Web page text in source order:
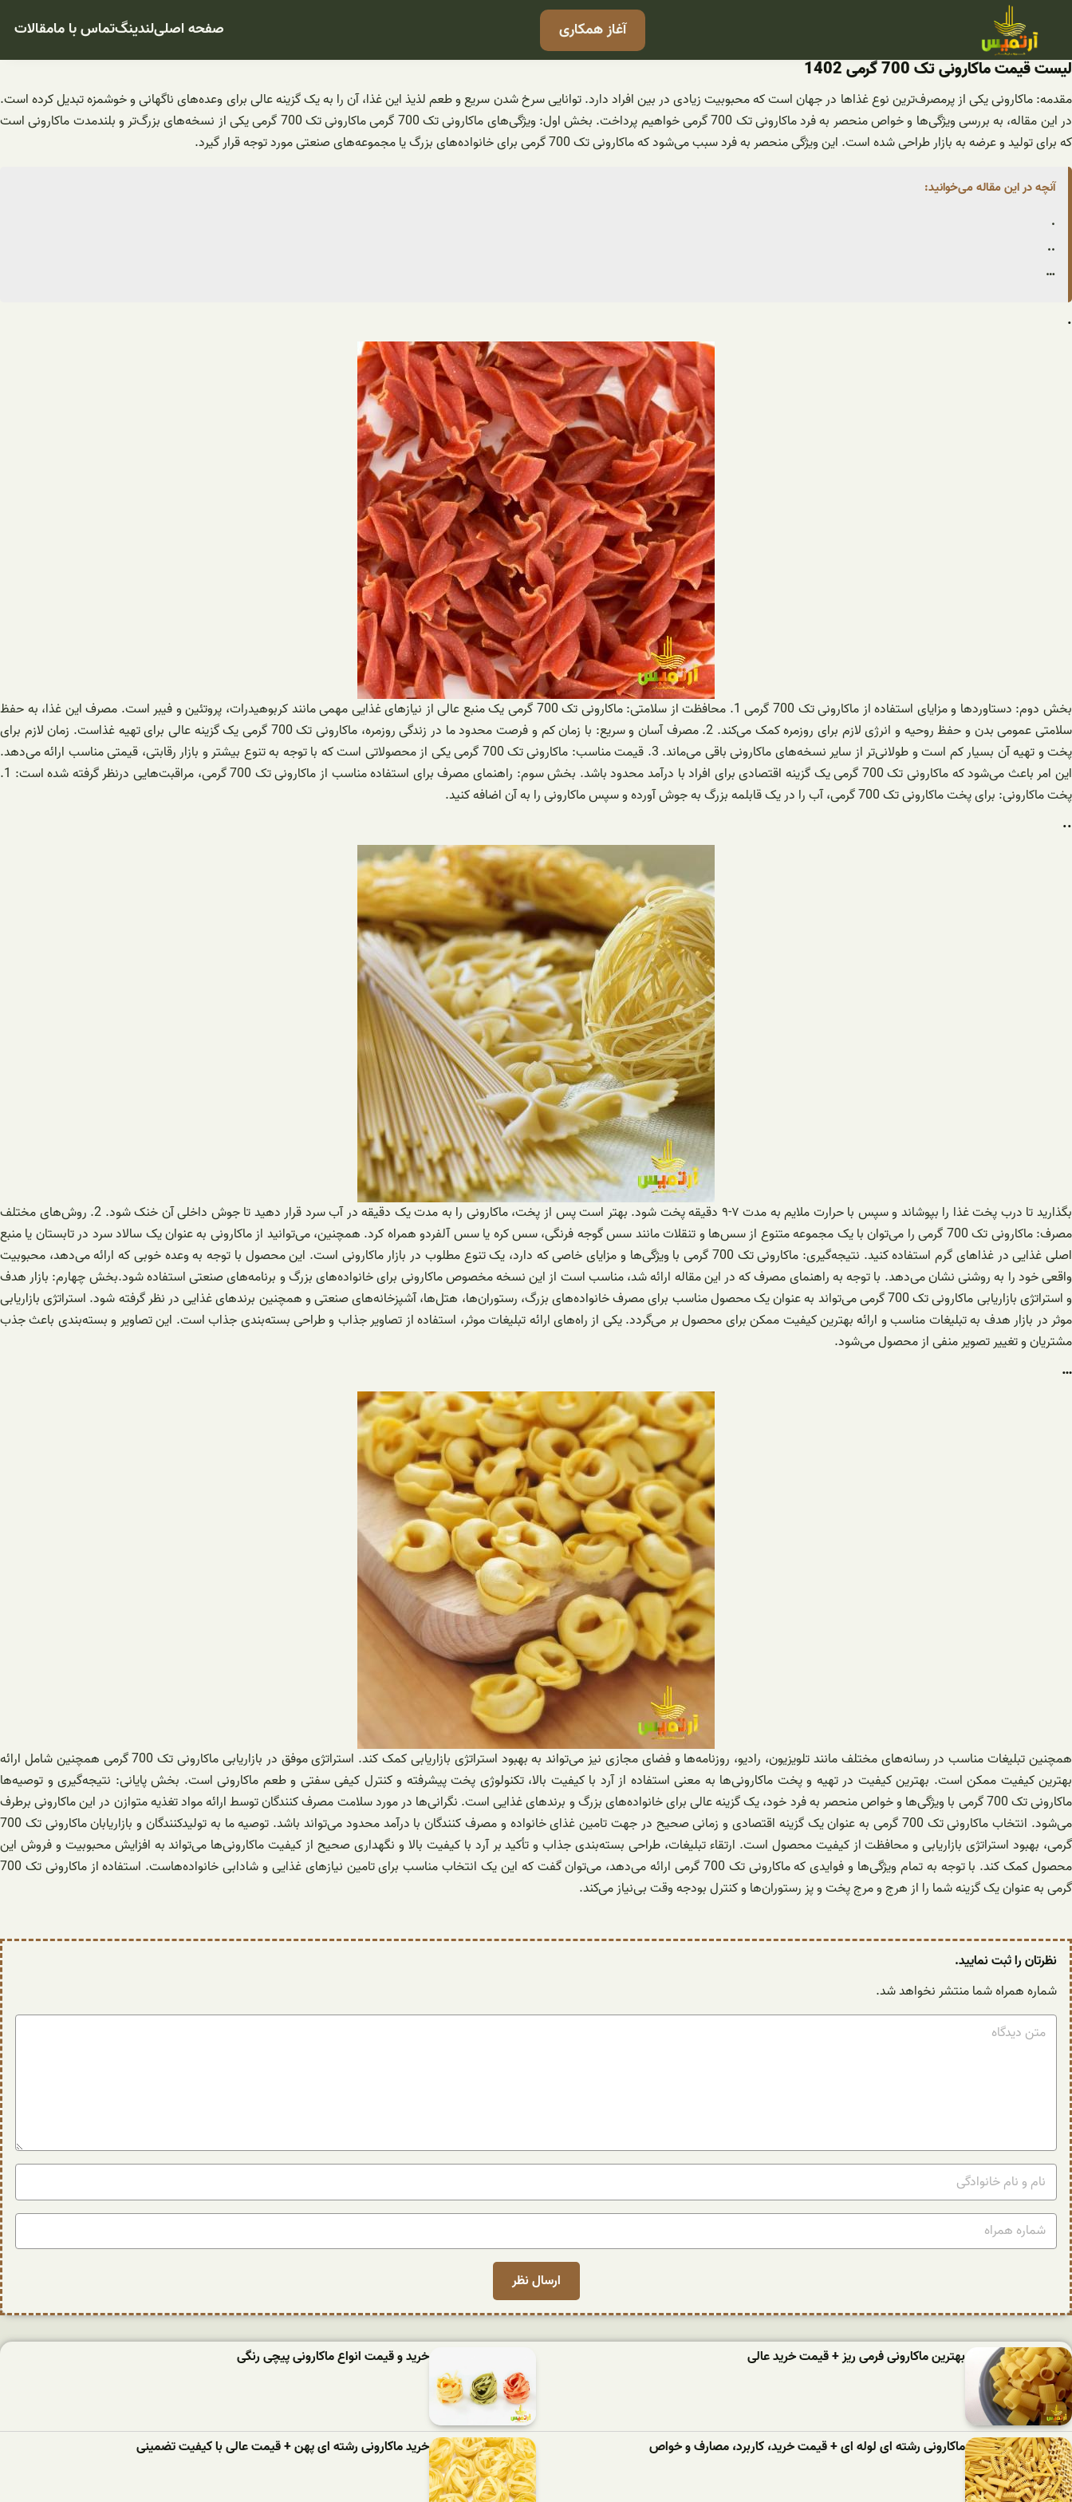
آغاز همکاری صفحه اصلیلندینگتماس با مامقالات
لیست قیمت ماکارونی تک 700 گرمی 1402
مقدمه: ماکارونی یکی از پرمصرف‌ترین نوع غذاها در جهان است که محبوبیت زیادی در بین افراد دارد. توانایی سرخ شدن سریع و طعم لذیذ این غذا، آن را به یک گزینه عالی برای وعده‌های ناگهانی و خوشمزه تبدیل کرده است.
در این مقاله، به بررسی ویژگی‌ها و خواص منحصر به فرد ماکارونی تک 700 گرمی خواهیم پرداخت. بخش اول: ویژگی‌های ماکارونی تک 700 گرمی ماکارونی تک 700 گرمی یکی از نسخه‌های بزرگ‌تر و بلندمدت ماکارونی است
که برای تولید و عرضه به بازار طراحی شده است. این ویژگی منحصر به فرد سبب می‌شود که ماکارونی تک 700 گرمی برای خانواده‌های بزرگ یا مجموعه‌های صنعتی مورد توجه قرار گیرد.
آنچه در این مقاله می‌خوانید:
.
..
…
.
بخش دوم: دستاوردها و مزایای استفاده از ماکارونی تک 700 گرمی 1. محافظت از سلامتی: ماکارونی تک 700 گرمی یک منبع عالی از نیازهای غذایی مهمی مانند کربوهیدرات، پروتئین و فیبر است. مصرف این غذا، به حفظ
سلامتی عمومی بدن و حفظ روحیه و انرژی لازم برای روزمره کمک می‌کند. 2. مصرف آسان و سریع: با زمان کم و فرصت محدود ما در زندگی روزمره، ماکارونی تک 700 گرمی یک گزینه عالی برای تهیه غذاست. زمان لازم برای
پخت و تهیه آن بسیار کم است و طولانی‌تر از سایر نسخه‌های ماکارونی باقی می‌ماند. 3. قیمت مناسب: ماکارونی تک 700 گرمی یکی از محصولاتی است که با توجه به تنوع بیشتر و بازار رقابتی، قیمتی مناسب ارائه می‌دهد.
این امر باعث می‌شود که ماکارونی تک 700 گرمی یک گزینه اقتصادی برای افراد با درآمد محدود باشد. بخش سوم: راهنمای مصرف برای استفاده مناسب از ماکارونی تک 700 گرمی، مراقبت‌هایی درنظر گرفته شده است: 1.
پخت ماکارونی: برای پخت ماکارونی تک 700 گرمی، آب را در یک قابلمه بزرگ به جوش آورده و سپس ماکارونی را به آن اضافه کنید.
..
بگذارید تا درب پخت غذا را بپوشاند و سپس با حرارت ملایم به مدت ۷-۹ دقیقه پخت شود. بهتر است پس از پخت، ماکارونی را به مدت یک دقیقه در آب سرد قرار دهید تا جوش داخلی آن خنک شود. 2. روش‌های مختلف
مصرف: ماکارونی تک 700 گرمی را می‌توان با یک مجموعه متنوع از سس‌ها و تنقلات مانند سس گوجه فرنگی، سس کره یا سس آلفردو همراه کرد. همچنین، می‌توانید از ماکارونی به عنوان یک سالاد سرد در تابستان یا منبع
اصلی غذایی در غذاهای گرم استفاده کنید. نتیجه‌گیری: ماکارونی تک 700 گرمی با ویژگی‌ها و مزایای خاصی که دارد، یک تنوع مطلوب در بازار ماکارونی است. این محصول با توجه به وعده خوبی که ارائه می‌دهد، محبوبیت
واقعی خود را به روشنی نشان می‌دهد. با توجه به راهنمای مصرف که در این مقاله ارائه شد، مناسب است از این نسخه مخصوص ماکارونی برای خانواده‌های بزرگ و برنامه‌های صنعتی استفاده شود.بخش چهارم: بازار هدف
و استراتژی بازاریابی ماکارونی تک 700 گرمی می‌تواند به عنوان یک محصول مناسب برای مصرف خانواده‌های بزرگ، رستوران‌ها، هتل‌ها، آشپزخانه‌های صنعتی و همچنین برندهای غذایی در نظر گرفته شود. استراتژی بازاریابی
موثر در بازار هدف به تبلیغات مناسب و ارائه بهترین کیفیت ممکن برای محصول بر می‌گردد. یکی از راه‌های ارائه تبلیغات موثر، استفاده از تصاویر جذاب و طراحی بسته‌بندی جذاب است. این تصاویر و بسته‌بندی باعث جذب
مشتریان و تغییر تصویر منفی از محصول می‌شود.
…
همچنین تبلیغات مناسب در رسانه‌های مختلف مانند تلویزیون، رادیو، روزنامه‌ها و فضای مجازی نیز می‌تواند به بهبود استراتژی بازاریابی کمک کند. استراتژی موفق در بازاریابی ماکارونی تک 700 گرمی همچنین شامل ارائه
بهترین کیفیت ممکن است. بهترین کیفیت در تهیه و پخت ماکارونی‌ها به معنی استفاده از آرد با کیفیت بالا، تکنولوژی پخت پیشرفته و کنترل کیفی سفتی و طعم ماکارونی است. بخش پایانی: نتیجه‌گیری و توصیه‌ها
ماکارونی تک 700 گرمی با ویژگی‌ها و خواص منحصر به فرد خود، یک گزینه عالی برای خانواده‌های بزرگ و برندهای غذایی است. نگرانی‌ها در مورد سلامت مصرف کنندگان توسط ارائه مواد تغذیه متوازن در این ماکارونی برطرف
می‌شود. انتخاب ماکارونی تک 700 گرمی به عنوان یک گزینه اقتصادی و زمانی صحیح در جهت تامین غذای خانواده و مصرف کنندگان با درآمد محدود می‌تواند باشد. توصیه ما به تولیدکنندگان و بازاریابان ماکارونی تک 700
گرمی، بهبود استراتژی بازاریابی و محافظت از کیفیت محصول است. ارتقاء تبلیغات، طراحی بسته‌بندی جذاب و تأکید بر آرد با کیفیت بالا و نگهداری صحیح از کیفیت ماکارونی‌ها می‌تواند به افزایش محبوبیت و فروش این
محصول کمک کند. با توجه به تمام ویژگی‌ها و فوایدی که ماکارونی تک 700 گرمی ارائه می‌دهد، می‌توان گفت که این یک انتخاب مناسب برای تامین نیازهای غذایی و شادابی خانواده‌هاست. استفاده از ماکارونی تک 700
گرمی به عنوان یک گزینه شما را از هرج و مرج پخت و پز رستوران‌ها و کنترل بودجه وقت بی‌نیاز می‌کند.
نظرتان را ثبت نمایید.
شماره همراه شما منتشر نخواهد شد.
بهترین ماکارونی فرمی ریز + قیمت خرید عالی خرید و قیمت انواع ماکارونی پیچی رنگی
ماکارونی رشته ای لوله ای + قیمت خرید، کاربرد، مصارف و خواص خرید ماکارونی رشته ای پهن + قیمت عالی با کیفیت تضمینی